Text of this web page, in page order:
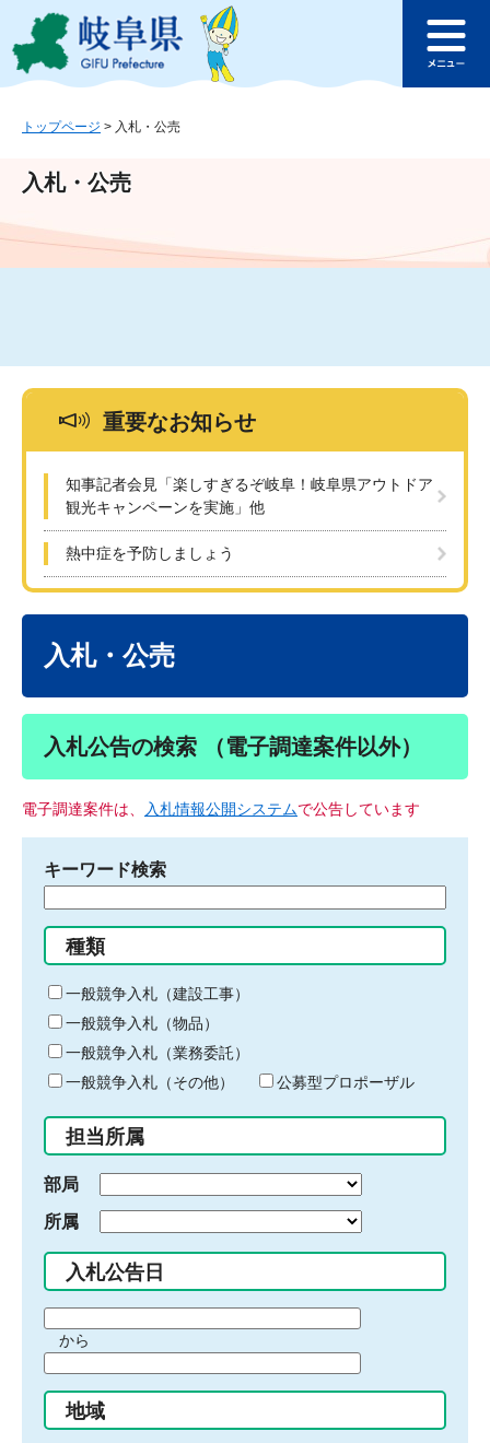
ジ
ュ
文
このページの本文へ
ュ
トップページ > 入札・公売
入札・公売
重要なお知らせ
知事記者会見「楽しすぎるぞ岐阜！岐阜県アウトドア
観光キャンペーンを実施」他
熱中症を予防しましょう
入札・公売
入札公告の検索 （電子調達案件以外）
電子調達案件は、 入札情報公開システムで公告しています
キーワード検索
る
キ
ー
ワ
ー
ド
入
力
種類
一般競争入札（建設工事）
一般競争入札（物品）
一般競争入札（業務委託）
一般競争入札（その他）
公募型プロポーザル
担当所属
部局
所属
入札公告日
間
始
り
から
間
終
地域